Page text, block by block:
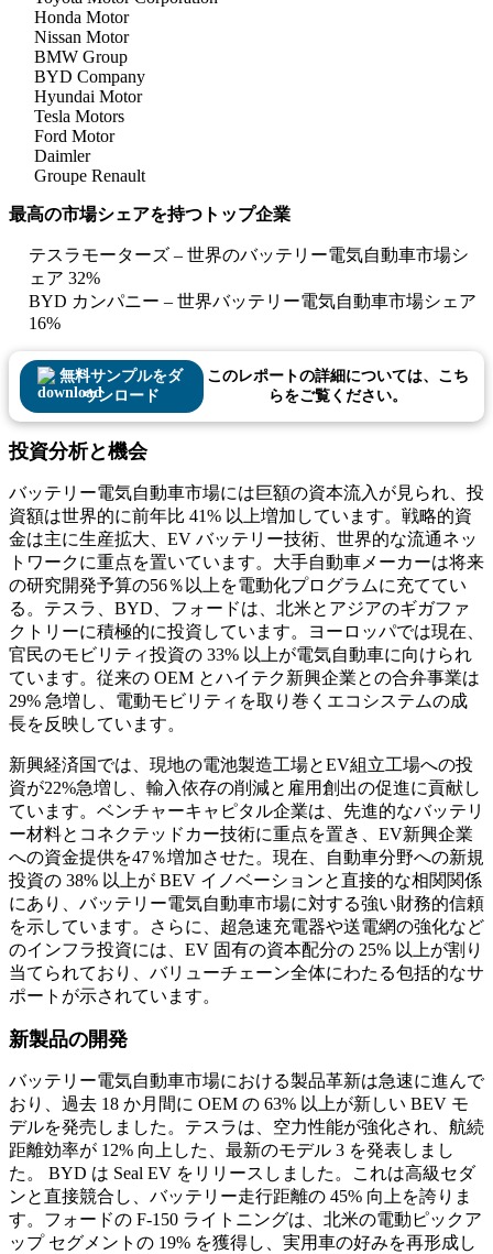
Honda Motor
Nissan Motor
BMW Group
BYD Company
Hyundai Motor
Tesla Motors
Ford Motor
Daimler
Groupe Renault
最高の市場シェアを持つトップ企業
テスラモーターズ – 世界のバッテリー電気自動車市場シ
ェア 32%
BYD カンパニー – 世界バッテリー電気自動車市場シェア
16%
無料サンプルをダ
ウンロード
このレポートの詳細については、こち
らをご覧ください。
投資分析と機会
バッテリー電気自動車市場には巨額の資本流入が見られ、投
資額は世界的に前年比 41% 以上増加しています。戦略的資
金は主に生産拡大、EV バッテリー技術、世界的な流通ネッ
トワークに重点を置いています。大手自動車メーカーは将来
の研究開発予算の56％以上を電動化プログラムに充ててい
る。テスラ、BYD、フォードは、北米とアジアのギガファ
クトリーに積極的に投資しています。ヨーロッパでは現在、
官民のモビリティ投資の 33% 以上が電気自動車に向けられ
ています。従来の OEM とハイテク新興企業との合弁事業は
29% 急増し、電動モビリティを取り巻くエコシステムの成
長を反映しています。
新興経済国では、現地の電池製造工場とEV組立工場への投
資が22%急増し、輸入依存の削減と雇用創出の促進に貢献し
ています。ベンチャーキャピタル企業は、先進的なバッテリ
ー材料とコネクテッドカー技術に重点を置き、EV新興企業
への資金提供を47％増加させた。現在、自動車分野への新規
投資の 38% 以上が BEV イノベーションと直接的な相関関係
にあり、バッテリー電気自動車市場に対する強い財務的信頼
を示しています。さらに、超急速充電器や送電網の強化など
のインフラ投資には、EV 固有の資本配分の 25% 以上が割り
当てられており、バリューチェーン全体にわたる包括的なサ
ポートが示されています。
新製品の開発
バッテリー電気自動車市場における製品革新は急速に進んで
おり、過去 18 か月間に OEM の 63% 以上が新しい BEV モ
デルを発売しました。テスラは、空力性能が強化され、航続
距離効率が 12% 向上した、最新のモデル 3 を発表しまし
た。 BYD は Seal EV をリリースしました。これは高級セダ
ンと直接競合し、バッテリー走行距離の 45% 向上を誇りま
す。フォードの F-150 ライトニングは、北米の電動ピックア
ップ セグメントの 19% を獲得し、実用車の好みを再形成し